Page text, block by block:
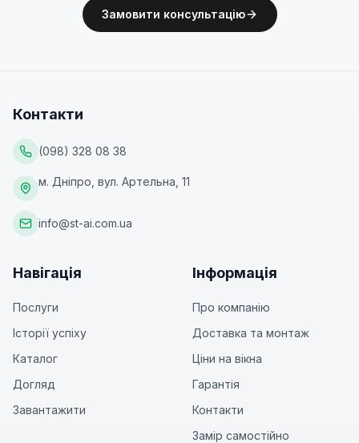
Замовити консультацію
Контакти
(098) 328 08 38
м. Дніпро, вул. Артельна, 11
info@st-ai.com.ua
Навігація
Послуги
Історії успіху
Каталог
Догляд
Завантажити
Інформація
Про компанію
Доставка та монтаж
Ціни на вікна
Гарантія
Контакти
Замір самостійно